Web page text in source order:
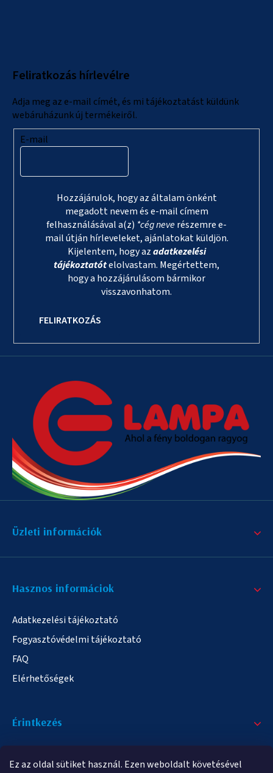
Ez az oldal sütiket használ. Ezen weboldalt követésével
Feliratkozás hírlevélre
Adja meg az e-mail címét, és mi tájékoztatást küldünk
webáruházunk új termékeiről.
E-mail
Hozzájárulok, hogy az általam önként
megadott nevem és e-mail címem
felhasználásával a(z) *cég neverészemre e-
mail útján hírleveleket, ajánlatokat küldjön.
Kijelentem, hogy azadatkezelési
tájékoztatótelolvastam. Megértettem,
hogy a hozzájárulásom bármikor
visszavonhatom.
FELIRATKOZÁS
Üzleti információk
Hasznos informáciok
Adatkezelési tájékoztató
Fogyasztóvédelmi tájékoztató
FAQ
Elérhetőségek
Érintkezés